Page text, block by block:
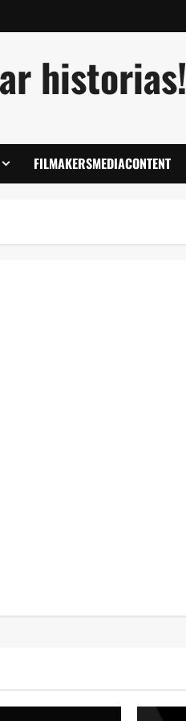
historias!
FILMAKERSMEDIACONTENT